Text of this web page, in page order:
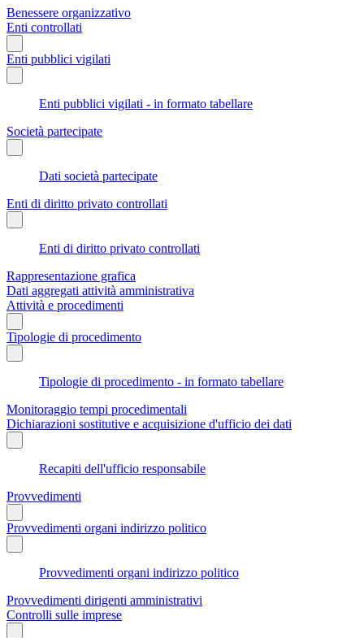
Benessere organizzativo
Enti controllati
Enti pubblici vigilati
Enti pubblici vigilati - in formato tabellare
Società partecipate
Dati società partecipate
Enti di diritto privato controllati
Enti di diritto privato controllati
Rappresentazione grafica
Dati aggregati attività amministrativa
Attività e procedimenti
Tipologie di procedimento
Tipologie di procedimento - in formato tabellare
Monitoraggio tempi procedimentali
Dichiarazioni sostitutive e acquisizione d'ufficio dei dati
Recapiti dell'ufficio responsabile
Provvedimenti
Provvedimenti organi indirizzo politico
Provvedimenti organi indirizzo politico
Provvedimenti dirigenti amministrativi
Controlli sulle imprese